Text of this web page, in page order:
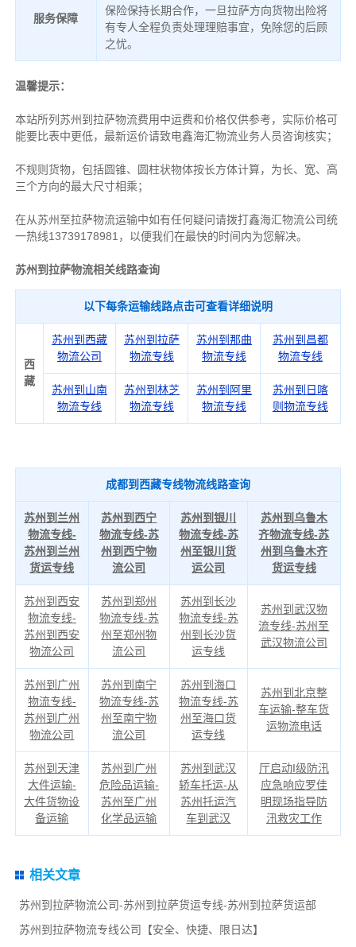
服务保障
保险保持长期合作，一旦拉萨方向货物出险将
有专人全程负责处理理赔事宜，免除您的后顾
之忧。
温馨提示：
本站所列苏州到拉萨物流费用中运费和价格仅供参考，实际价格可
能要比表中更低，最新运价请致电鑫海汇物流业务人员咨询核实；
不规则货物，包括圆锥、圆柱状物体按长方体计算，为长、宽、高
三个方向的最大尺寸相乘；
在从苏州至拉萨物流运输中如有任何疑问请拨打鑫海汇物流公司统
一热线13739178981，以便我们在最快的时间内为您解决。
苏州到拉萨物流相关线路查询
以下每条运输线路点击可查看详细说明
西
藏
苏州到西藏
物流公司
苏州到拉萨
物流专线
苏州到那曲
物流专线
苏州到昌都
物流专线
苏州到山南
物流专线
苏州到林芝
物流专线
苏州到阿里
物流专线
苏州到日喀
则物流专线
成都到西藏专线物流线路查询
苏州到兰州
物流专线-
苏州到兰州
货运专线
苏州到西宁
物流专线-苏
州到西宁物
流公司
苏州到银川
物流专线-苏
州至银川货
运公司
苏州到乌鲁木
齐物流专线-苏
州到乌鲁木齐
货运专线
苏州到西安
物流专线-
苏州到西安
物流公司
苏州到郑州
物流专线-苏
州至郑州物
流公司
苏州到长沙
物流专线-苏
州到长沙货
运专线
苏州到武汉物
流专线-苏州至
武汉物流公司
苏州到广州
物流专线-
苏州到广州
物流公司
苏州到南宁
物流专线-苏
州至南宁物
流公司
苏州到海口
物流专线-苏
州至海口货
运专线
苏州到北京整
车运输-整车货
运物流电话
苏州到天津
大件运输-
大件货物设
备运输
苏州到广州
危险品运输-
苏州至广州
化学品运输
苏州到武汉
轿车托运-从
苏州托运汽
车到武汉
厅启动I级防汛
应急响应罗佳
明现场指导防
汛救灾工作
相关文章
苏州到拉萨物流公司-苏州到拉萨货运专线-苏州到拉萨货运部
苏州到拉萨物流专线公司【安全、快捷、限日达】